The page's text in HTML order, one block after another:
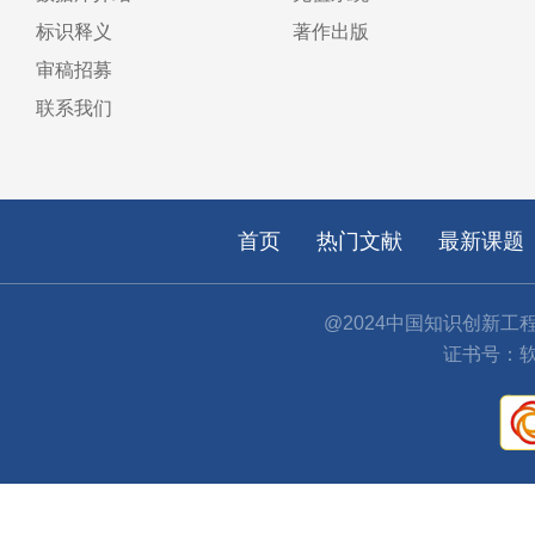
标识释义
审稿招募
联系我们
著作出版
首页 热门文献 最新课题
@2024中国知识创新工
证书号：